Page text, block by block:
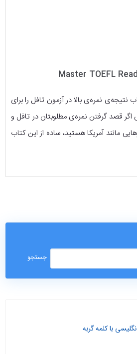
نتیجه‌ی نمره‌ی بالا در آزمون تافل را برای
اگر قصد گرفتن نمره‌ی مطلوبتان در تافل و
مانند آمریکا هستید، ساده از این کتاب